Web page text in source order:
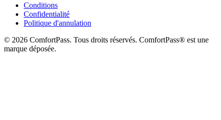
Conditions
Confidentialité
Politique d'annulation
© 2026 ComfortPass. Tous droits réservés. ComfortPass® est une
marque déposée.